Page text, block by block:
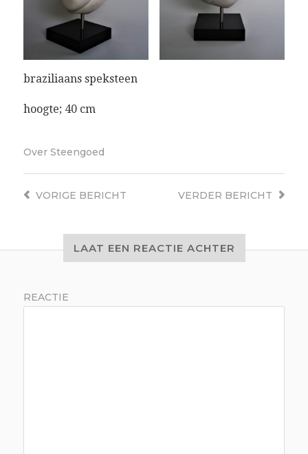
braziliaans speksteen
hoogte; 40 cm
Over Steengoed
VERDER BERICHT
VORIGE BERICHT
LAAT EEN REACTIE ACHTER
REACTIE